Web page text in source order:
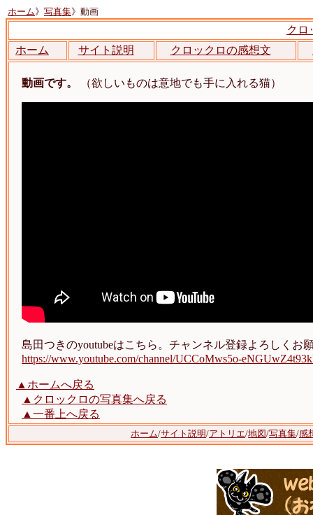
ホーム》 写真集》動画
クロ
ホーム
サイト説明 クロックロの感想文
動画です。 （欲しいものは意地でも手に入れる猫）
島田つきのyoutubeはこちら。チャンネル登録よろしくお
https://www.youtube.com/channel/UCCoMws5o-
▲ホームへ戻る
▲クロックロの写真集へ戻る
▲一番上へ戻る
ホーム/サイト説明/アトリエ/地図/写真集/感